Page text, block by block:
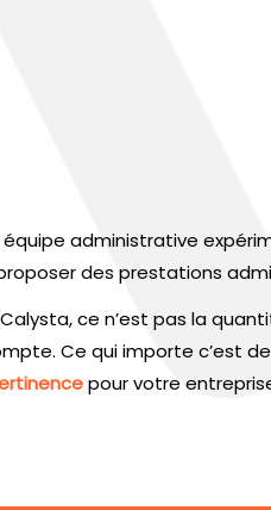
administrative
des prestations
ce n’est pas la
Ce qui importe c’est
pour votre